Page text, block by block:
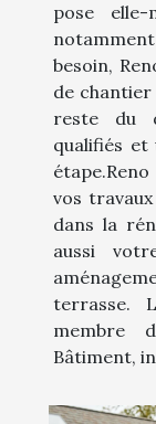
pose
besoin,
de chantier
reste du
qualifiés et
vos
dans la
aussi
terrasse.
membre
Bâtiment,